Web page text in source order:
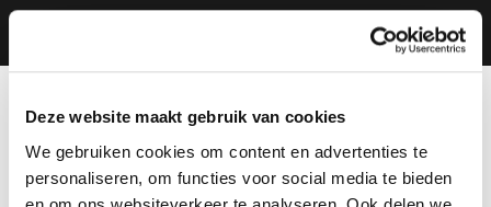
Deze website maakt gebruik van cookies
We gebruiken cookies om content en advertenties te
personaliseren, om functies voor social media te bieden